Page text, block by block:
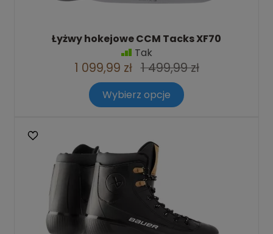
Łyżwy hokejowe CCM Tacks XF70
Tak
1 099,99 zł 1 499,99 zł
Wybierz opcje